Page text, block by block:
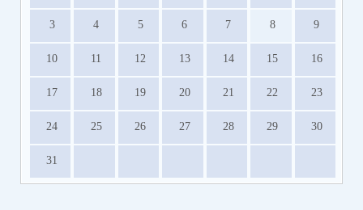
3 4 5 6 7 8 9
10 11 12 13 14 15 16
17 18 19 20 21 22 23
24 25 26 27 28 29 30
31